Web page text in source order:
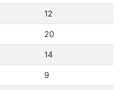
12
20
14
9